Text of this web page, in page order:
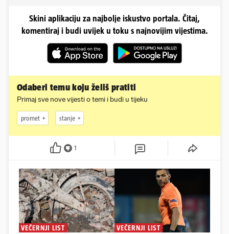
Skini aplikaciju za najbolje iskustvo portala. Čitaj,
komentiraj i budi uvijek u toku s najnovijim vijestima.
Odaberi temu koju želiš pratiti
Primaj sve nove vijesti o temi i budi u tijeku
promet stanje
1